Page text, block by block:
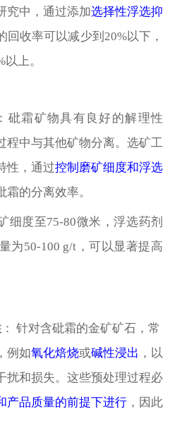
究中，通过添加选择性浮选抑
回收率可以减少到 20%以下，
上。
：砒霜矿物具有良好的解理性
程中与其他矿物分离。选矿工
性，通过控制磨矿细度和浮选
霜的分离效率。
细度至75-80微米，浮选药剂
为50-100 g/t，可以显著提高
： 针对含砒霜的金矿矿石，常
例如氧化焙烧或碱性浸出 ，以
扰和损失。这些预处理过程必
产品质量的前提下进行 ，因此